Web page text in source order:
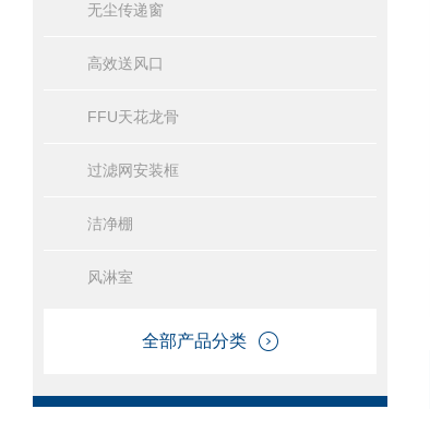
无尘传递窗
高效送风口
FFU天花龙骨
过滤网安装框
洁净棚
风淋室
全部产品分类